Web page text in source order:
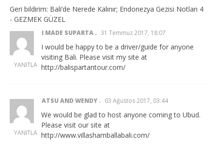
Yeniden Uzakdoğu 1 – Melaka Gezisi Notları
12 Aralık 2014
12
Geri bildirim: Bali’de Nerede Kalınır; Endonezya Gezisi Notları 4
- GEZMEK GÜZEL
I MADE SUPARTA 31 Temmuz 2017, 18:07
I would be happy to be a driver/guide for anyone
visiting Bali. Please visit my site at
http://balispartantour.com/
YANITLA
ATSU AND WENDY 03 Ağustos 2017, 03:44
We would be glad to host anyone coming to Ubud.
Please visit our site at
http://www.villashamballabali.com/
YANITLA